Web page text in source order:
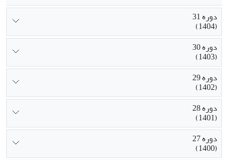
دوره 31
(1404)
دوره 30
(1403)
دوره 29
(1402)
دوره 28
(1401)
دوره 27
(1400)